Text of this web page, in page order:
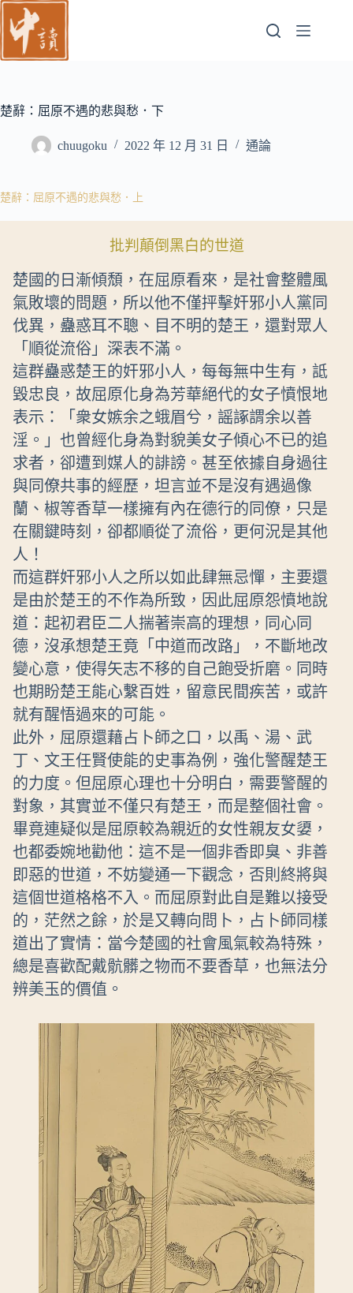
跳
至
主
容
楚辭：屈原不遇的悲與愁．下
chuugoku 2022 年 12 月 31 日 通論
楚辭：屈原不遇的悲與愁．上
批判顛倒黑白的世道
楚國的日漸傾頹，在屈原看來，是社會整體風
氣敗壞的問題，所以他不僅抨擊奸邪小人黨同
伐異，蠱惑耳不聰、目不明的楚王，還對眾人
「順從流俗」深表不滿。
這群蠱惑楚王的奸邪小人，每每無中生有，詆
毀忠良，故屈原化身為芳華絕代的女子憤恨地
表示：「衆女嫉余之蛾眉兮，謡諑謂余以善
淫。」也曾經化身為對貌美女子傾心不已的追
求者，卻遭到媒人的誹謗。甚至依據自身過往
與同僚共事的經歷，坦言並不是沒有遇過像
蘭、椒等香草一樣擁有內在德行的同僚，只是
在關鍵時刻，卻都順從了流俗，更何況是其他
人！
而這群奸邪小人之所以如此肆無忌憚，主要還
是由於楚王的不作為所致，因此屈原怨憤地說
道：起初君臣二人揣著崇高的理想，同心同
德，沒承想楚王竟「中道而改路」，不斷地改
變心意，使得矢志不移的自己飽受折磨。同時
也期盼楚王能心繫百姓，留意民間疾苦，或許
就有醒悟過來的可能。
此外，屈原還藉占卜師之口，以禹、湯、武
丁、文王任賢使能的史事為例，強化警醒楚王
的力度。但屈原心理也十分明白，需要警醒的
對象，其實並不僅只有楚王，而是整個社會。
畢竟連疑似是屈原較為親近的女性親友女嬃，
也都委婉地勸他：這不是一個非香即臭、非善
即惡的世道，不妨變通一下觀念，否則終將與
這個世道格格不入。而屈原對此自是難以接受
的，茫然之餘，於是又轉向問卜，占卜師同樣
道出了實情：當今楚國的社會風氣較為特殊，
總是喜歡配戴骯髒之物而不要香草，也無法分
辨美玉的價值。